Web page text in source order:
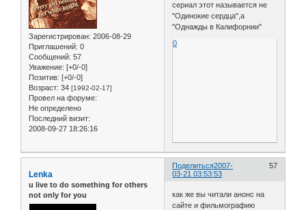
Зарегистрирован: 2006-08-29
Приглашений: 0
Сообщений: 57
Уважение: [+0/-0]
Позитив: [+0/-0]
Возраст: 34 [1992-02-17]
Провел на форуме:
Не определено
Последний визит:
2008-09-27 18:26:16
сериал этот называется не
"Одинокие сердца",а
"Однажды в Калифорнии"
0
Поделиться 57
2007-
03-21 03:53:53
Lenka
u live to do something for others
not only for you
как же вы читали анонс на
сайте и фильмографию